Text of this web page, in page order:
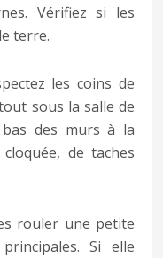
Vérifiez si les
terre.
les coins de
sous la salle de
des murs à la
de taches
rouler une petite
Si elle